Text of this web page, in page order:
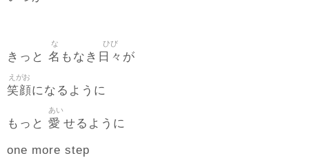
きっと 名
な
もなき 日々
ひび
が
笑顔
えがお
になるように
もっと 愛
あい
せるように
one more step